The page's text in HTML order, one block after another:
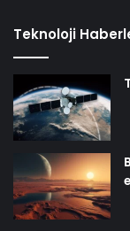
Teknoloji